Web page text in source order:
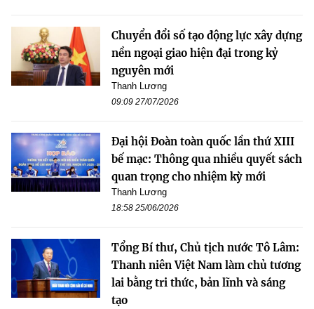
Chuyển đổi số tạo động lực xây dựng
nền ngoại giao hiện đại trong kỷ
nguyên mới
Thanh Lương
09:09 27/07/2026
Đại hội Đoàn toàn quốc lần thứ XIII
bế mạc: Thông qua nhiều quyết sách
quan trọng cho nhiệm kỳ mới
Thanh Lương
18:58 25/06/2026
Tổng Bí thư, Chủ tịch nước Tô Lâm:
Thanh niên Việt Nam làm chủ tương
lai bằng tri thức, bản lĩnh và sáng
tạo